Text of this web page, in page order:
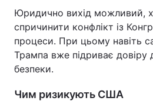
Юридично вихід можливий,
спричинити конфлікт із
процеси. При цьому навіть
Трампа вже підриває
безпеки.
Чим ризикують США